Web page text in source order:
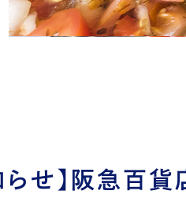
らせ】阪急